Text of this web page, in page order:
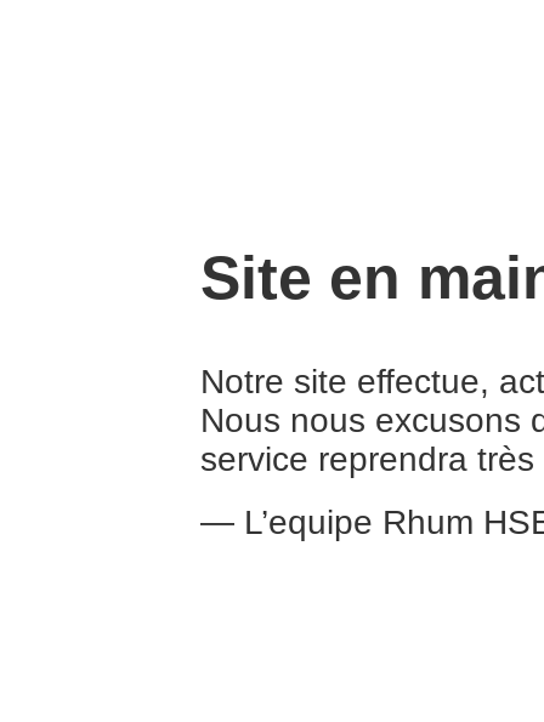
Site en
Notre site effectue,
Nous nous excusons
service reprendra
— L’equipe Rhum